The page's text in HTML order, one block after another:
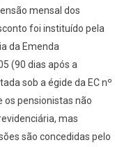
mensal dos
foi instituído pela
da Emenda
(90 dias após a
sob a égide da EC nº
os pensionistas não
mas
são concedidas pelo